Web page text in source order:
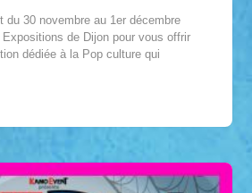
du 30 novembre au 1er décembre
de Dijon pour vous offrir
dédiée à la Pop culture qui